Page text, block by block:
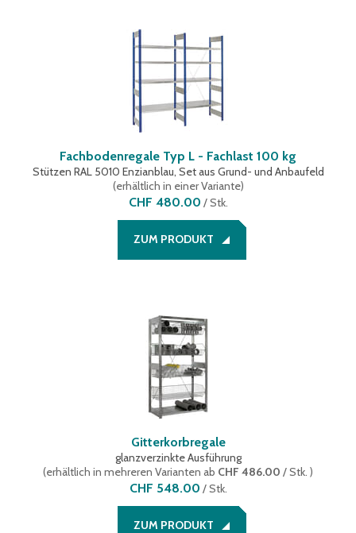
Fachbodenregale Typ L - Fachlast 100 kg
Stützen RAL 5010 Enzianblau, Set aus Grund- und Anbaufeld
(erhältlich in einer Variante)
CHF 480.00 /Stk.
ZUM PRODUKT
Gitterkorbregale
glanzverzinkte Ausführung
(erhältlich in mehreren Varianten ab CHF 486.00 / Stk. )
CHF 548.00 /Stk.
ZUM PRODUKT